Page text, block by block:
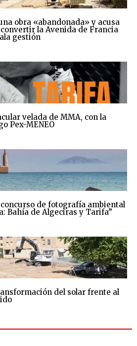
obra «abandonada» y acusa
la Avenida de Francia
gestión
velada de MMA, con la
Pex-MENEO
concurso de fotografía ambiental
Bahía de Algeciras y Tarifa”
del solar frente al